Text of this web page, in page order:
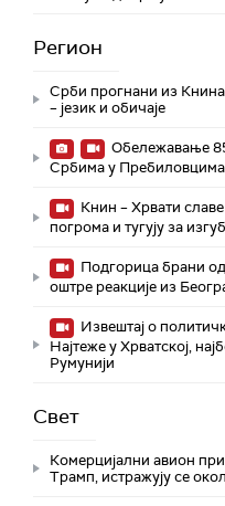
Регион
Срби прогнани из Книна
– језик и обичаје
Обележавање
Србима у Пребиловцима
Книн – Хрвати
погрома и тугују за
Подгорица брани
оштре реакције из
Извештај о
Најтеже у Хрватској,
Румунији
Свет
Комерцијални авион
Трамп, истражују се